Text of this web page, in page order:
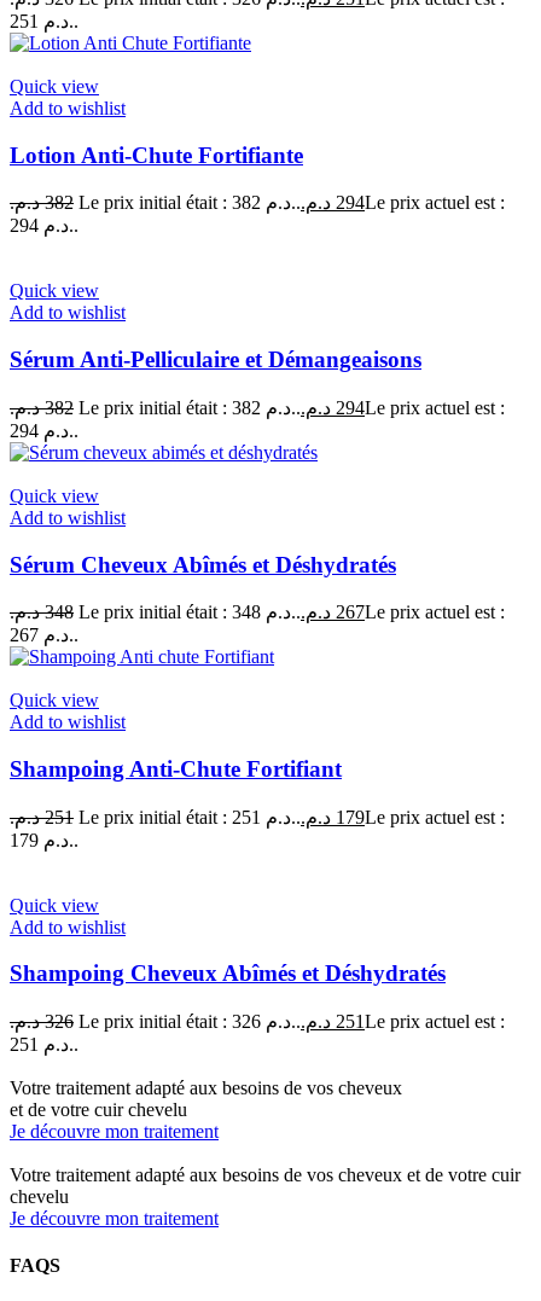
251 د.م..
Quick view
Add to wishlist
Lotion Anti-Chute Fortifiante
382 د.م. Le prix initial était : 382 د.م.. 294 د.م.
Le prix actuel est :
294 د.م..
Quick view
Add to wishlist
Sérum Anti-Pelliculaire et Démangeaisons
382 د.م. Le prix initial était : 382 د.م.. 294 د.م.
Le prix actuel est :
294 د.م..
Quick view
Add to wishlist
Sérum Cheveux Abîmés et Déshydratés
348 د.م. Le prix initial était : 348 د.م.. 267 د.م.
Le prix actuel est :
267 د.م..
Quick view
Add to wishlist
Shampoing Anti-Chute Fortifiant
251 د.م. Le prix initial était : 251 د.م.. 179 د.م.
Le prix actuel est :
179 د.م..
Quick view
Add to wishlist
Shampoing Cheveux Abîmés et Déshydratés
326 د.م. Le prix initial était : 326 د.م.. 251 د.م.
Le prix actuel est :
251 د.م..
Votre traitement adapté aux besoins de vos cheveux
et de votre cuir chevelu
Je découvre mon traitement
Votre traitement adapté aux besoins de vos cheveux et de votre cuir
chevelu
Je découvre mon traitement
FAQS